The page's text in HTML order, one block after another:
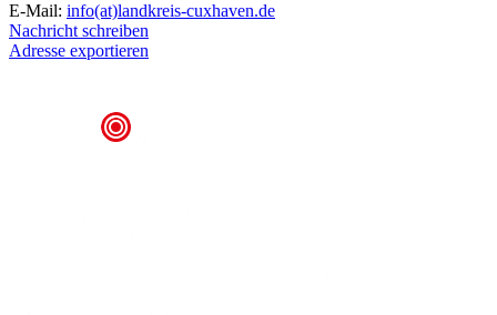
E-Mail: info(at)landkreis-cuxhaven.de
Nachricht schreiben
Adresse exportieren